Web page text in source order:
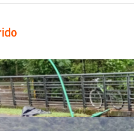
tapar el problema: